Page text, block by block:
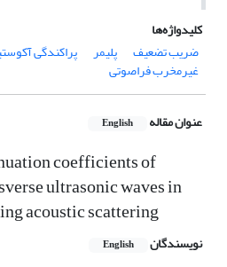
کلیدواژه‌ها
ضریب تضعیف
پلیمر پراکندگی
غیرمخرب فراصوتی
عنوان مقاله English
coefficients of
ultrasonic waves in
acoustic scattering
نویسندگان English